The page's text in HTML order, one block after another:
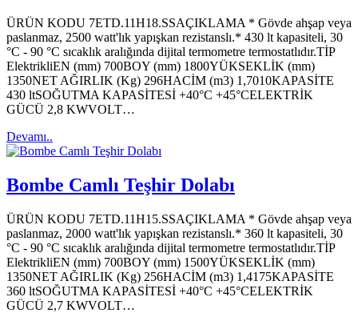
ÜRÜN KODU 7ETD.11H18.SSAÇIKLAMA * Gövde ahşap veya
paslanmaz, 2500 watt'lık yapışkan rezistanslı.* 430 lt kapasiteli, 30
°C - 90 °C sıcaklık aralığında dijital termometre termostatlıdır.TİP
ElektrikliEN (mm) 700BOY (mm) 1800YÜKSEKLİK (mm)
1350NET AĞIRLIK (Kg) 296HACİM (m3) 1,7010KAPASİTE
430 ltSOĞUTMA KAPASİTESİ +40°C +45°CELEKTRİK
GÜCÜ 2,8 KWVOLT…
Devamı..
Bombe Camlı Teşhir Dolabı
ÜRÜN KODU 7ETD.11H15.SSAÇIKLAMA * Gövde ahşap veya
paslanmaz, 2000 watt'lık yapışkan rezistanslı.* 360 lt kapasiteli, 30
°C - 90 °C sıcaklık aralığında dijital termometre termostatlıdır.TİP
ElektrikliEN (mm) 700BOY (mm) 1500YÜKSEKLİK (mm)
1350NET AĞIRLIK (Kg) 256HACİM (m3) 1,4175KAPASİTE
360 ltSOĞUTMA KAPASİTESİ +40°C +45°CELEKTRİK
GÜCÜ 2,7 KWVOLT…